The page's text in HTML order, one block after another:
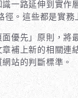
一路延伸到實
徑。這些都是實務
優先」原則，
補上新的相關連
站的判斷標準。